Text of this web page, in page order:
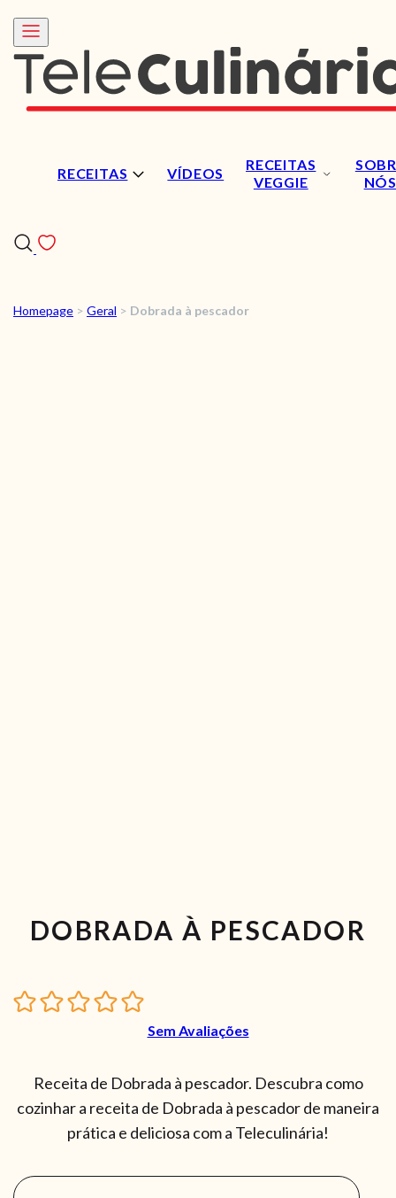
RECEITAS VÍDEOS
RECEITAS
VEGGIE
NÓS
RECEITAS
Homepage > Geral > Dobrada à pescador
DOBRADA À PESCADOR
Sem Avaliações
Receita de Dobrada à pescador. Descubra como
cozinhar a receita de Dobrada à pescador de maneira
prática e deliciosa com a Teleculinária!